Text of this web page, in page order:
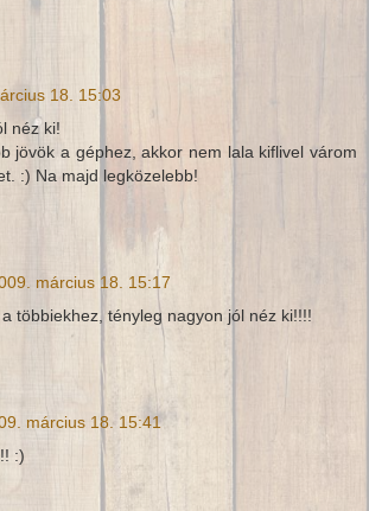
18. 15:03
néz ki!
jövök a géphez, akkor nem lala kiflivel várom
:) Na majd legközelebb!
március 18. 15:17
többiekhez, tényleg nagyon jól néz ki!!!!
március 18. 15:41
:)